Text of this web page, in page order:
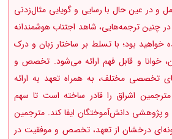
و در عین حال با رسایی و گویایی مثال‌زدنی
در زبان مقصد منتقل کنند. در چنین ترجمه‎‌هایی، شاهد اجتناب هوشمندانه
خواهید بود؛ با تسلط بر ساختار زبان و درک
خوانا و قابل فهم ارائه می‌شود. تخصص و
تخصصی مختلف، به همراه تعهد به ارائه
اشراق را قادر ساخته است تا سهم
پژوهشی دانش‌آموختگان ایفا کند. مترجمین
درخشان از تعهد، تخصص و موفقیت در